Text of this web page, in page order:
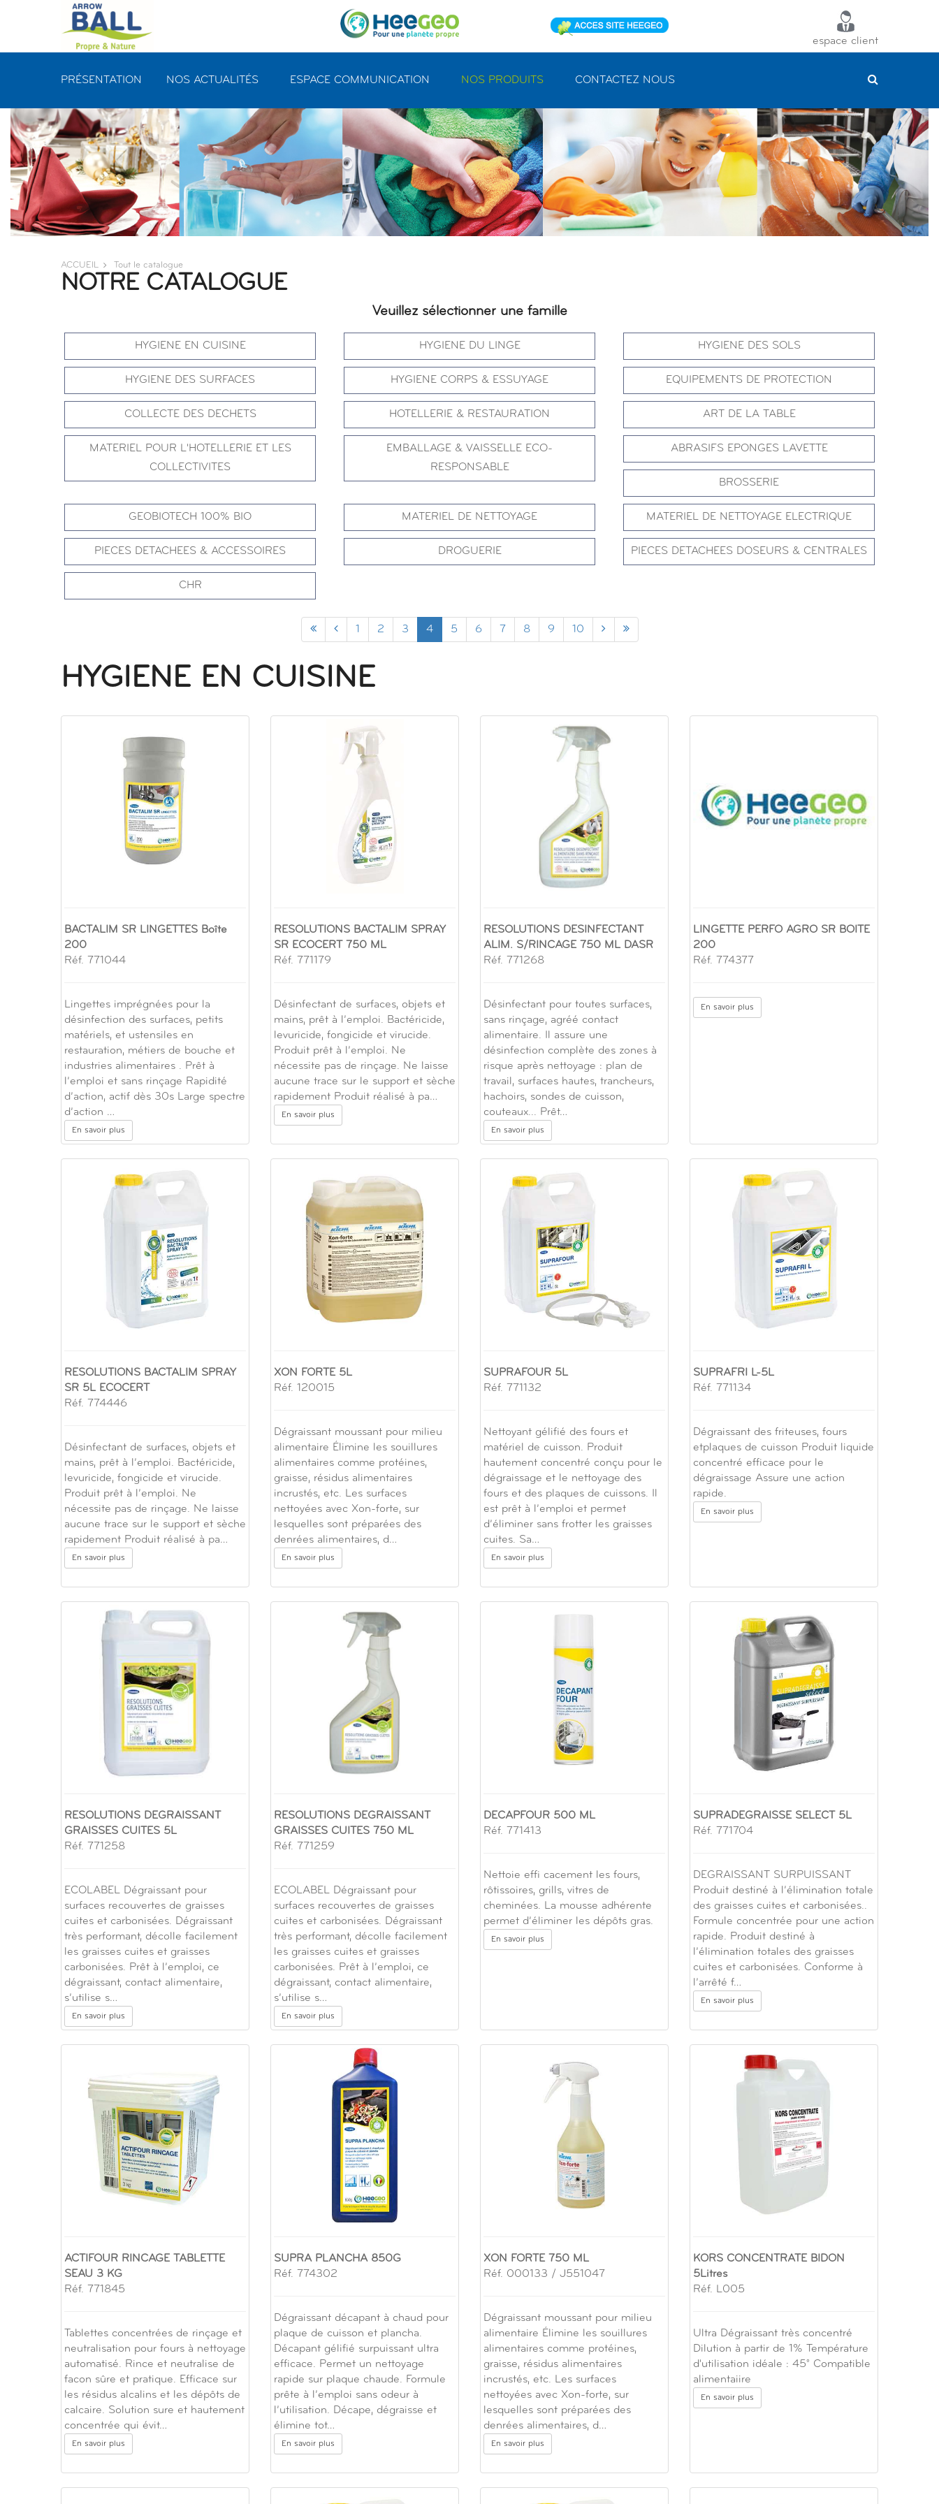
espace client
PRÉSENTATION NOS ACTUALITÉS ESPACE COMMUNICATION NOS PRODUITS CONTACTEZ NOUS
ACCUEIL Tout le catalogue
NOTRE CATALOGUE
Veuillez sélectionner une famille
HYGIENE EN CUISINE HYGIENE DU LINGE HYGIENE DES SOLS
HYGIENE DES SURFACES HYGIENE CORPS & ESSUYAGE EQUIPEMENTS DE PROTECTION
COLLECTE DES DECHETS HOTELLERIE & RESTAURATION ART DE LA TABLE
MATERIEL POUR L'HOTELLERIE ET LES
COLLECTIVITES
EMBALLAGE & VAISSELLE ECO-
RESPONSABLE
ABRASIFS EPONGES LAVETTE
BROSSERIE
GEOBIOTECH 100% BIO MATERIEL DE NETTOYAGE MATERIEL DE NETTOYAGE ELECTRIQUE
PIECES DETACHEES & ACCESSOIRES DROGUERIE PIECES DETACHEES DOSEURS & CENTRALES
CHR
1 2 3 4 5 6 7 8 9 10
HYGIENE EN CUISINE
BACTALIM SR LINGETTES Boîte
200
Réf. 771044
Lingettes imprégnées pour la
désinfection des surfaces, petits
matériels, et ustensiles en
restauration, métiers de bouche et
industries alimentaires . Prêt à
l’emploi et sans rinçage Rapidité
d’action, actif dès 30s Large spectre
d’action …
En savoir plus
RESOLUTIONS BACTALIM SPRAY
SR ECOCERT 750 ML
Réf. 771179
Désinfectant de surfaces, objets et
mains, prêt à l’emploi. Bactéricide,
levuricide, fongicide et virucide.
Produit prêt à l’emploi. Ne
nécessite pas de rinçage. Ne laisse
aucune trace sur le support et sèche
rapidement Produit réalisé à pa…
En savoir plus
RESOLUTIONS DESINFECTANT
ALIM. S/RINCAGE 750 ML DASR
Réf. 771268
Désinfectant pour toutes surfaces,
sans rinçage, agréé contact
alimentaire. Il assure une
désinfection complète des zones à
risque après nettoyage : plan de
travail, surfaces hautes, trancheurs,
hachoirs, sondes de cuisson,
couteaux... Prêt…
En savoir plus
LINGETTE PERFO AGRO SR BOITE
200
Réf. 774377
En savoir plus
RESOLUTIONS BACTALIM SPRAY
SR 5L ECOCERT
Réf. 774446
Désinfectant de surfaces, objets et
mains, prêt à l’emploi. Bactéricide,
levuricide, fongicide et virucide.
Produit prêt à l’emploi. Ne
nécessite pas de rinçage. Ne laisse
aucune trace sur le support et sèche
rapidement Produit réalisé à pa…
En savoir plus
XON FORTE 5L
Réf. 120015
Dégraissant moussant pour milieu
alimentaire Élimine les souillures
alimentaires comme protéines,
graisse, résidus alimentaires
incrustés, etc. Les surfaces
nettoyées avec Xon-forte, sur
lesquelles sont préparées des
denrées alimentaires, d…
En savoir plus
SUPRAFOUR 5L
Réf. 771132
Nettoyant gélifié des fours et
matériel de cuisson. Produit
hautement concentré conçu pour le
dégraissage et le nettoyage des
fours et des plaques de cuissons. Il
est prêt à l’emploi et permet
d’éliminer sans frotter les graisses
cuites. Sa…
En savoir plus
SUPRAFRI L-5L
Réf. 771134
Dégraissant des friteuses, fours
etplaques de cuisson Produit liquide
concentré efficace pour le
dégraissage Assure une action
rapide.
En savoir plus
RESOLUTIONS DEGRAISSANT
GRAISSES CUITES 5L
Réf. 771258
ECOLABEL Dégraissant pour
surfaces recouvertes de graisses
cuites et carbonisées. Dégraissant
très performant, décolle facilement
les graisses cuites et graisses
carbonisées. Prêt à l’emploi, ce
dégraissant, contact alimentaire,
s’utilise s…
En savoir plus
RESOLUTIONS DEGRAISSANT
GRAISSES CUITES 750 ML
Réf. 771259
ECOLABEL Dégraissant pour
surfaces recouvertes de graisses
cuites et carbonisées. Dégraissant
très performant, décolle facilement
les graisses cuites et graisses
carbonisées. Prêt à l’emploi, ce
dégraissant, contact alimentaire,
s’utilise s…
En savoir plus
DECAPFOUR 500 ML
Réf. 771413
Nettoie effi cacement les fours,
rôtissoires, grills, vitres de
cheminées. La mousse adhérente
permet d’éliminer les dépôts gras.
En savoir plus
SUPRADEGRAISSE SELECT 5L
Réf. 771704
DEGRAISSANT SURPUISSANT
Produit destiné à l’élimination totale
des graisses cuites et carbonisées..
Formule concentrée pour une action
rapide. Produit destiné à
l’élimination totales des graisses
cuites et carbonisées. Conforme à
l’arrêté f…
En savoir plus
ACTIFOUR RINCAGE TABLETTE
SEAU 3 KG
Réf. 771845
Tablettes concentrées de rinçage et
neutralisation pour fours à nettoyage
automatisé. Rince et neutralise de
facon sûre et pratique. Efficace sur
les résidus alcalins et les dépôts de
calcaire. Solution sure et hautement
concentrée qui évit…
En savoir plus
SUPRA PLANCHA 850G
Réf. 774302
Dégraissant décapant à chaud pour
plaque de cuisson et plancha.
Décapant gélifié surpuissant ultra
efficace. Permet un nettoyage
rapide sur plaque chaude. Formule
prête à l’emploi sans odeur à
l’utilisation. Décape, dégraisse et
élimine tot…
En savoir plus
XON FORTE 750 ML
Réf. 000133 / J551047
Dégraissant moussant pour milieu
alimentaire Élimine les souillures
alimentaires comme protéines,
graisse, résidus alimentaires
incrustés, etc. Les surfaces
nettoyées avec Xon-forte, sur
lesquelles sont préparées des
denrées alimentaires, d…
En savoir plus
KORS CONCENTRATE BIDON
5Litres
Réf. L005
Ultra Dégraissant très concentré
Dilution à partir de 1% Température
d'utilisation idéale : 45° Compatible
alimentaiire
En savoir plus
Panneau de gestion des cookies